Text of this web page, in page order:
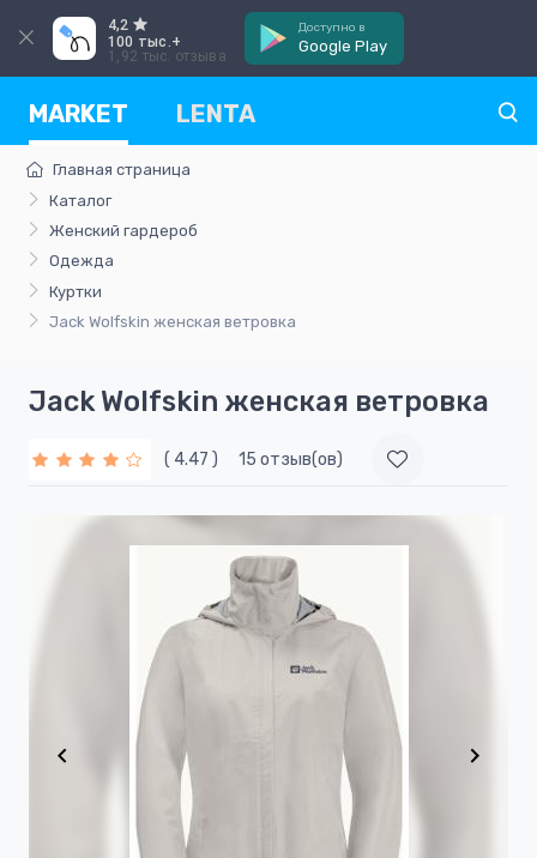
4,2
100 тыс.+
1,92 тыс. отзыва
Доступно в
Google Play
MARKET LENTA
Главная страница
Каталог
Женский гардероб
Одежда
Куртки
Jack Wolfskin женская ветровка
Jack Wolfskin женская ветровка
( 4.47 ) 15 отзыв(ов)